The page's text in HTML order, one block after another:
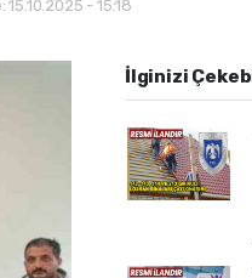
- 15:18
İlginizi